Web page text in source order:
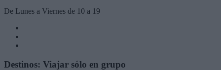
De Lunes a Viernes de 10 a 19
Destinos: Viajar sólo en grupo